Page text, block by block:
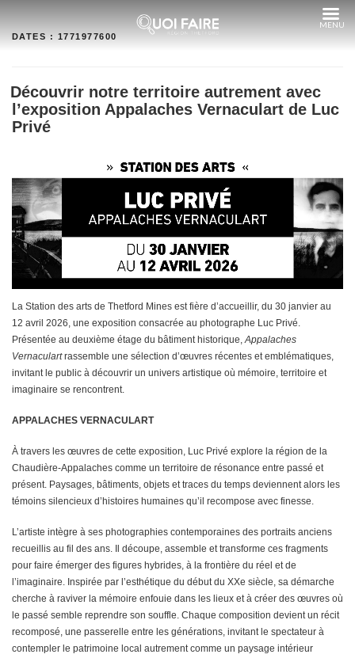
contenu
DATES : 1771977600
Découvrir notre territoire autrement avec
l’exposition Appalaches Vernaculart de Luc
Privé
La Station des arts de Thetford Mines est fière d’accueillir, du 30 janvier au
12 avril 2026, une exposition consacrée au photographe Luc Privé.
Présentée au deuxième étage du bâtiment historique, Appalaches
Vernaculartrassemble une sélection d’œuvres récentes et emblématiques,
invitant le public à découvrir un univers artistique où mémoire, territoire et
imaginaire se rencontrent.
APPALACHES VERNACULART
À travers les œuvres de cette exposition, Luc Privé explore la région de la
Chaudière-Appalaches comme un territoire de résonance entre passé et
présent. Paysages, bâtiments, objets et traces du temps deviennent alors les
témoins silencieux d’histoires humaines qu’il recompose avec finesse.
L’artiste intègre à ses photographies contemporaines des portraits anciens
recueillis au fil des ans. Il découpe, assemble et transforme ces fragments
pour faire émerger des figures hybrides, à la frontière du réel et de
l’imaginaire. Inspirée par l’esthétique du début du XXe siècle, sa démarche
cherche à raviver la mémoire enfouie dans les lieux et à créer des œuvres où
le passé semble reprendre son souffle. Chaque composition devient un récit
recomposé, une passerelle entre les générations, invitant le spectateur à
contempler le patrimoine local autrement comme un paysage intérieur